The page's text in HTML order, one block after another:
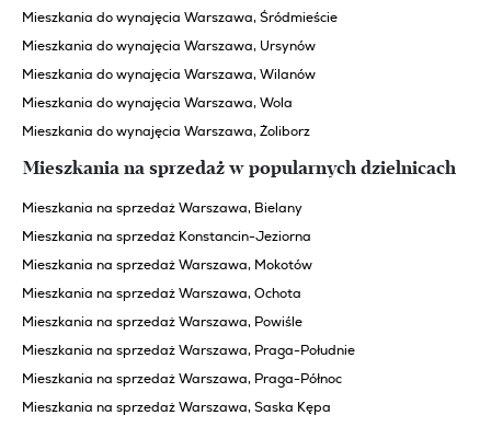
Mieszkania do wynajęcia Warszawa, Śródmieście
Mieszkania do wynajęcia Warszawa, Ursynów
Mieszkania do wynajęcia Warszawa, Wilanów
Mieszkania do wynajęcia Warszawa, Wola
Mieszkania do wynajęcia Warszawa, Żoliborz
Mieszkania na sprzedaż w popularnych dzielnicach
Mieszkania na sprzedaż Warszawa, Bielany
Mieszkania na sprzedaż Konstancin-Jeziorna
Mieszkania na sprzedaż Warszawa, Mokotów
Mieszkania na sprzedaż Warszawa, Ochota
Mieszkania na sprzedaż Warszawa, Powiśle
Mieszkania na sprzedaż Warszawa, Praga-Południe
Mieszkania na sprzedaż Warszawa, Praga-Północ
Mieszkania na sprzedaż Warszawa, Saska Kępa